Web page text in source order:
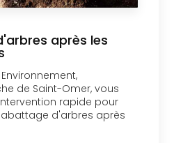
après les
de Saint-Omer, vous
rapide pour
d'arbres après